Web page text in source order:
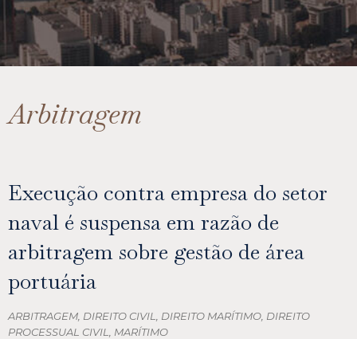
Arbitragem
Execução contra empresa do setor
naval é suspensa em razão de
arbitragem sobre gestão de área
portuária
ARBITRAGEM, DIREITO CIVIL, DIREITO MARÍTIMO, DIREITO
PROCESSUAL CIVIL, MARÍTIMO